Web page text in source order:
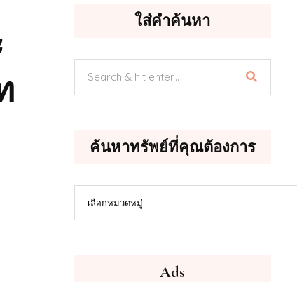
ใส่คำค้นหา
ค้นหาทรัพย์ที่คุณต้องการ
เลือกหมวดหมู่
Ads